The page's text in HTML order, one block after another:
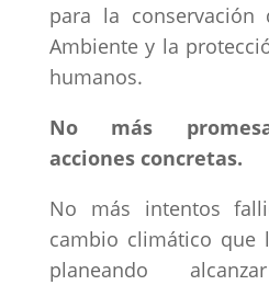
para la conservación
Ambiente y la
humanos.
No más
acciones concretas.
No más intentos
cambio climático que
planeando